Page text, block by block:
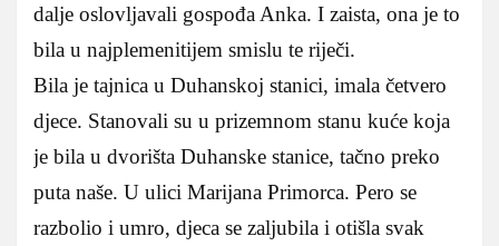
dalje oslovljavali gospođa Anka. I zaista, ona je to
bila u najplemenitijem smislu te riječi.
Bila je tajnica u Duhanskoj stanici, imala četvero
djece. Stanovali su u prizemnom stanu kuće koja
je bila u dvorišta Duhanske stanice, tačno preko
puta naše. U ulici Marijana Primorca. Pero se
razbolio i umro, djeca se zaljubila i otišla svak